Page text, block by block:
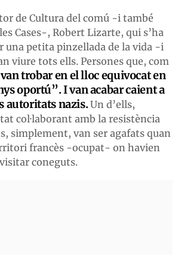
de Cultura del comú -i també
Cases-, Robert Lizarte, qui s’ha
una petita pinzellada de la vida -i
viure tots ells. Persones que, com
trobar en el lloc equivocat en
oportú”. I van acabar caient a
autoritats nazis.Un d’ells,
col·laborant amb la resistència
simplement, van ser agafats quan
francès -ocupat- on havien
coneguts.